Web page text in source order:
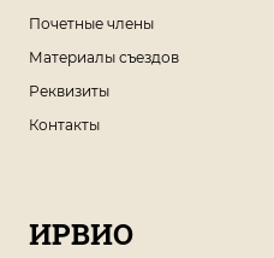
Почетные члены
Материалы съездов
Реквизиты
Контакты
ИРВИО